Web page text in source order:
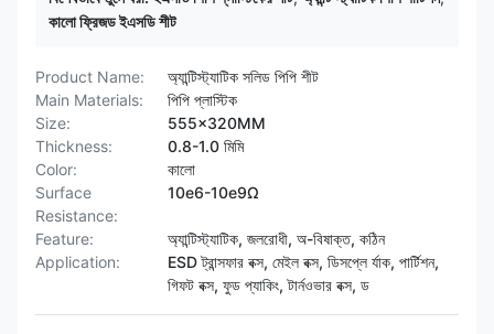
কালো ফ্রিজড ইএসডি শীট
Product Name:
অ্যান্টিস্ট্যাটিক সলিড পিপি শীট
Main Materials:
পিপি প্লাস্টিক
Size:
555x320MM
Thickness:
0.8-1.0 মিমি
Color:
কালো
Surface
Resistance:
10e6-10e9Ω
Feature:
অ্যান্টিস্ট্যাটিক, জলরোধী, অ-বিষাক্ত, কঠিন
Application:
ESD ট্রান্সফার বক্স, মেইল ​​বক্স, ডিসপ্লে র্যাক, পার্টিশন,
গিফট বক্স, ফুড প্যাকিং, টার্নওভার বক্স, ড